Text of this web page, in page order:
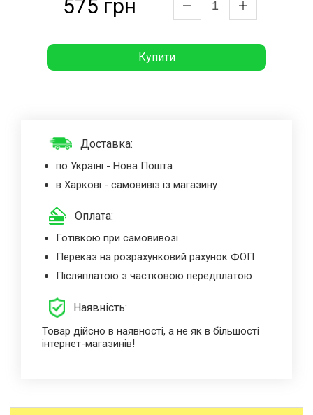
575 грн
Купити
Доставка:
по Україні - Нова Пошта
в Харкові - самовивіз із магазину
Оплата:
Готівкою при самовивозі
Переказ на розрахунковий рахунок ФОП
Післяплатою з частковою передплатою
Наявність:
Товар дійсно в наявності, а не як в більшості
інтернет-магазинів!